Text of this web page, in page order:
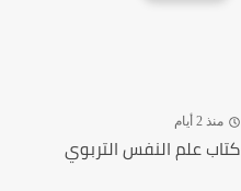
منذ 2 أيام
كتاب علم النفس التربوي